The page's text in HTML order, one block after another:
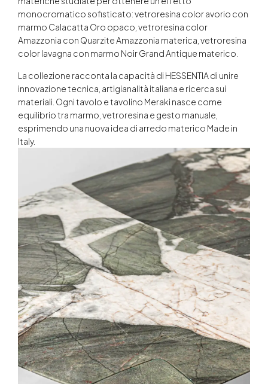
monocromatico sofisticato: vetroresina color avorio con
marmo Calacatta Oro opaco, vetroresina color
Amazzonia con Quarzite Amazzonia materica, vetroresina
color lavagna con marmo Noir Grand Antique materico.
La collezione racconta la capacità di HESSENTIA di unire
innovazione tecnica, artigianalità italiana e ricerca sui
materiali. Ogni tavolo e tavolino Meraki nasce come
equilibrio tra marmo, vetroresina e gesto manuale,
esprimendo una nuova idea di arredo materico Made in
Italy.